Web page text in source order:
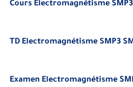
Cours Electromagnétisme SMP3
TD Electromagnétisme SMP3
Examen Electromagnétisme